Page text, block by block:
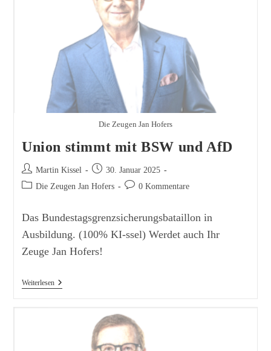
Die Zeugen Jan Hofers
Union stimmt mit BSW und AfD
Beitrags-
Autor:
Martin Kissel
Beitrag
veröffentlicht:
30. Januar 2025
Beitrags-
Die Zeugen Jan Hofers
Beitrags-0 Kommentare
Das Bundestagsgrenzsicherungsbataillon in
Ausbildung. (100% KI-ssel) Werdet auch Ihr
Zeuge Jan Hofers!
WeiterlesenUnion